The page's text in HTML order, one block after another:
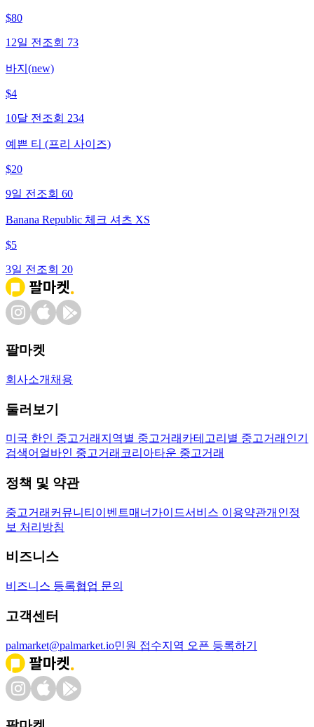
$80
12일 전 조회 73
바지(new)
$4
10달 전 조회 234
예쁜 티 (프리 사이즈)
$20
9일 전 조회 60
Banana Republic 체크 셔츠 XS
$5
3일 전 조회 20
팔마켓
회사소개 채용
둘러보기
미국 한인 중고거래 지역별 중고거래 카테고리별 중고거래 인기
검색어 얼바인 중고거래 코리아타운 중고거래
정책 및 약관
중고거래 커뮤니티 이벤트매너가이드서비스 이용약관개인정
보 처리방침
비즈니스
비즈니스 등록협업 문의
고객센터
palmarket@palmarket.io민원 접수지역 오픈 등록하기